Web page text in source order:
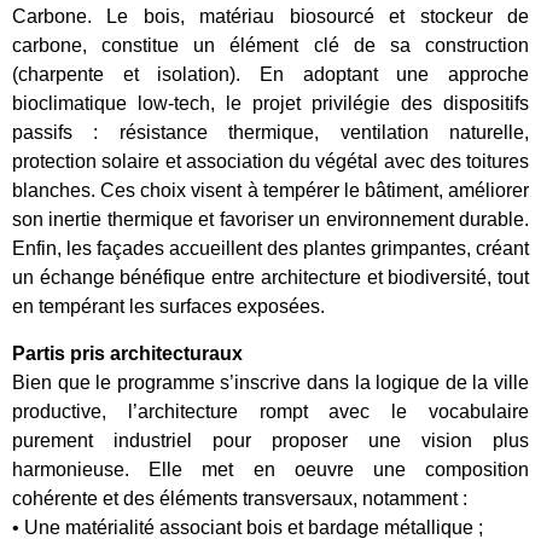
Carbone. Le bois, matériau biosourcé et stockeur de
carbone, constitue un élément clé de sa construction
(charpente et isolation). En adoptant une approche
bioclimatique low-tech, le projet privilégie des dispositifs
passifs : résistance thermique, ventilation naturelle,
protection solaire et association du végétal avec des toitures
blanches. Ces choix visent à tempérer le bâtiment, améliorer
son inertie thermique et favoriser un environnement durable.
Enfin, les façades accueillent des plantes grimpantes, créant
un échange bénéfique entre architecture et biodiversité, tout
en tempérant les surfaces exposées.
Partis pris architecturaux
Bien que le programme s’inscrive dans la logique de la ville
productive, l’architecture rompt avec le vocabulaire
purement industriel pour proposer une vision plus
harmonieuse. Elle met en oeuvre une composition
cohérente et des éléments transversaux, notamment :
• Une matérialité associant bois et bardage métallique ;